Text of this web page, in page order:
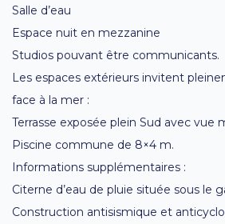
Salle d’eau
Espace nuit en mezzanine
Studios pouvant être communicants.
Les espaces extérieurs invitent
face à la mer :
Terrasse exposée plein Sud avec vue
Piscine commune de 8×4 m.
Informations supplémentaires :
Citerne d’eau de pluie située sous le
Construction antisismique et